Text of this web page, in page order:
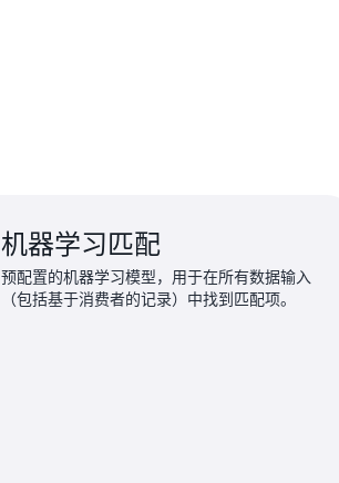
机器学习匹配
预配置的机器学习模型，用于在所有数据输入
（包括基于消费者的记录）中找到匹配项。